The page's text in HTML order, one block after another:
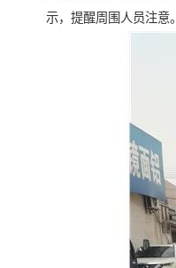
示，提醒周围人员注意。